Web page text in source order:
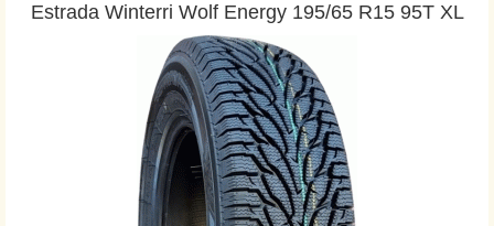
Estrada Winterri Wolf Energy 195/65 R15 95T XL